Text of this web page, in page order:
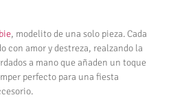
, modelito de una solo pieza. Cada
con amor y destreza, realzando la
a mano que añaden un toque
perfecto para una fiesta